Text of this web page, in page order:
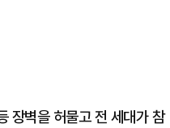
장벽을 허물고 전 세대가 참